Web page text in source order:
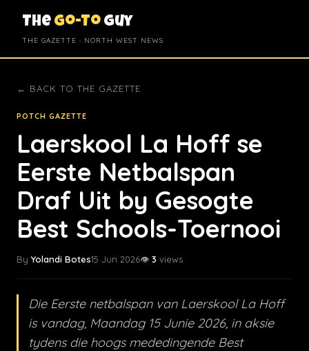
The Go-To Guy
THE GAZETTE · NORTH WEST NEWS
← BACK TO THE GAZETTE
POTCH GAZETTE
Laerskool La Hoff se
Eerste Netbalspan
Draf Uit by Gesogte
Best Schools-Toernooi
By Yolandi Botes15 Jun 2026👁️ 3 views
Die Eerste netbalspan van Laerskool La Hoff
is vandag, Maandag 15 Junie 2026, in aksie
tydens die hoogs mededingende Best